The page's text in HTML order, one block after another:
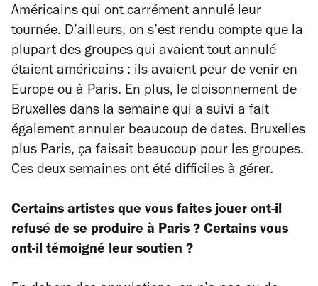
Américains qui ont carrément annulé leur
tournée. D’ailleurs, on s’est rendu compte que la
plupart des groupes qui avaient tout annulé
étaient américains : ils avaient peur de venir en
Europe ou à Paris. En plus, le cloisonnement de
Bruxelles dans la semaine qui a suivi a fait
également annuler beaucoup de dates. Bruxelles
plus Paris, ça faisait beaucoup pour les groupes.
Ces deux semaines ont été difficiles à gérer.
Certains artistes que vous faites jouer ont-il
refusé de se produire à Paris ? Certains vous
ont-il témoigné leur soutien ?